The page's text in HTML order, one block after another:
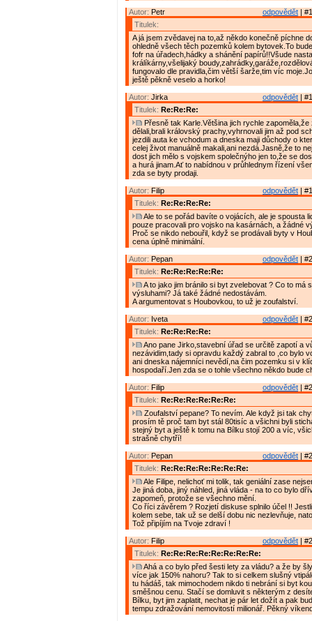
odpovědět |
Autor: Petr
Titulek:
A já jsem zvědavej na to,až někdo konečně píchne
ohledně všech těch pozemků kolem bytovek.To
fofr na úřadech,hádky a shánění papírů!!Všude
králíkárny,všelijaký
fungovalo dle pravidla,čim větší šarže,tim víc
ještě pěkně veselo a horko!
odpovědět |
Autor: Jirka
Titulek: Re:Re:Re:
Přesně tak Karle.Většina jich rychle zapoměla,že
dělali,brali královský prachy,vyhrnovali jim až pod
jezdili auta ke vchodum a dneska maji důchody o
celej život manuálně makali,ani nezdá.Jasně,že to
dost jich mělo s vojskem společnýho jen to,že se
a hurá jinam.Ať to nabídnou v průhlednym řízení
zda se byty prodaji.
odpovědět |
Autor: Filip
Titulek: Re:Re:Re:Re:
Ale to se pořád bavíte o vojácích, ale je spousta
pouze pracovali pro vojsko na kasárnách, a žádné
Proč se nikdo nebouřil, když se prodávali byty v
cena úplně minimální.
odpovědět |
Autor: Pepan
Titulek: Re:Re:Re:Re:Re:
A to jako jim bránilo si byt zvelebovat ? Co to má
výsluhami? Já také žádné nedostávám.
A argumentovat s Houbovkou, to už je zoufalství.
odpovědět |
Autor: Iveta
Titulek: Re:Re:Re:Re:
Ano pane Jirko,stavební úřad se určitě zapotí a
nezávidim,tady si opravdu každý zabral to ,co bylo
ani dneska nájemníci nevědí,na čim pozemku si v
hospodaří.Jen zda se o tohle všechno někdo bude
odpovědět |
Autor: Filip
Titulek: Re:Re:Re:Re:Re:Re:
Zoufalství pepane? To nevím. Ale když jsi tak
prosím tě proč tam byt stál 80tisíc a všichni byli
stejný byt a ještě k tomu na Bílku stojí 200 a víc,
strašně chytří!
odpovědět |
Autor: Pepan
Titulek: Re:Re:Re:Re:Re:Re:Re:
Ale Filipe, nelichoť mi tolik, tak geniální zase
Je jiná doba, jiný náhled, jiná vláda - na to co bylo
zapomeň, protože se všechno mění.
Co říci závěrem ? Rozjetí diskuse splnilo účel !!
kolem sebe, tak už se delší dobu nic nezlevňuje,
Tož připíjím na Tvoje zdraví !
odpovědět |
Autor: Filip
Titulek: Re:Re:Re:Re:Re:Re:Re:Re:
Ahá a co bylo před šesti lety za vládu? a že by
více jak 150% nahoru? Tak to si celkem slušný
tu hádáš, tak mimochodem nikdo ti nebrání si byt
směšnou cenu. Stačí se domluvit s některým z
Bílku, byt jim zaplatit, nechat je pár let dožít a pak
tempu zdražování nemovitostí milionář. Pěkný